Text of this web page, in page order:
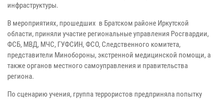
инфраструктуры.
В мероприятиях, прошедших в Братском районе Иркутской
области, приняли участие региональные управления Росгвардии,
ФСБ, МВД, МЧС, ГУФСИН, ФСО, Следственного комитета,
представители Минобороны, экстренной медицинской помощи, а
также органов местного самоуправления и правительства
региона.
По сценарию учения, группа террористов предприняла попытку